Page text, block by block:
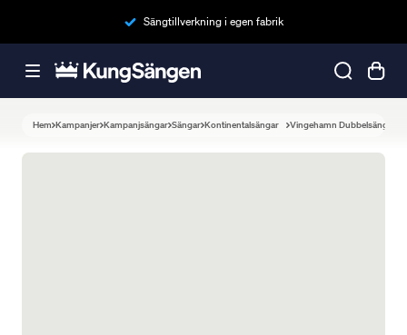
Sängtillverkning i egen fabrik
Hem Kampanjer Kampanjsängar Sängar Kontinentalsängar Vingehamn Dubbelsäng